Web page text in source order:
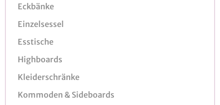
Eckbänke
Einzelsessel
Esstische
Highboards
Kleiderschränke
Kommoden & Sideboards